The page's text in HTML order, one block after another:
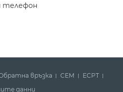
телефон
връзка СЕМ
ECPT
данни